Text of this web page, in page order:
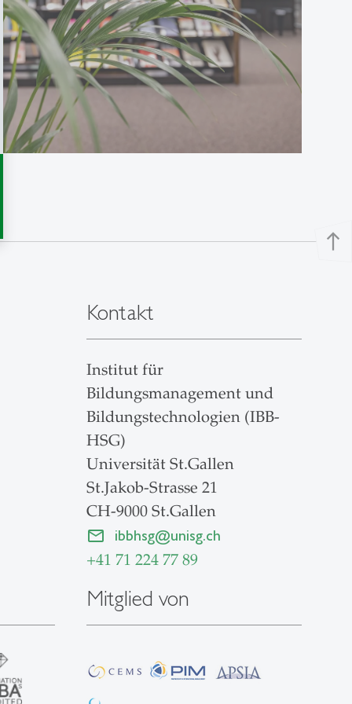
north
Kontakt
Institut für
Bildungsmanagement und
Bildungstechnologien (IBB-
HSG)
Universität St.Gallen
St.Jakob-Strasse 21
CH-9000 St.Gallen
ibbhsg@unisg.ch
+41 71 224 77 89
Mitglied von